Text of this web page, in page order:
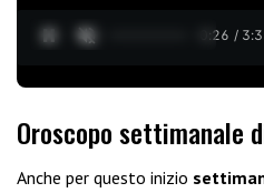
0:26 /
Oroscopo settimanale
Anche per questo inizio